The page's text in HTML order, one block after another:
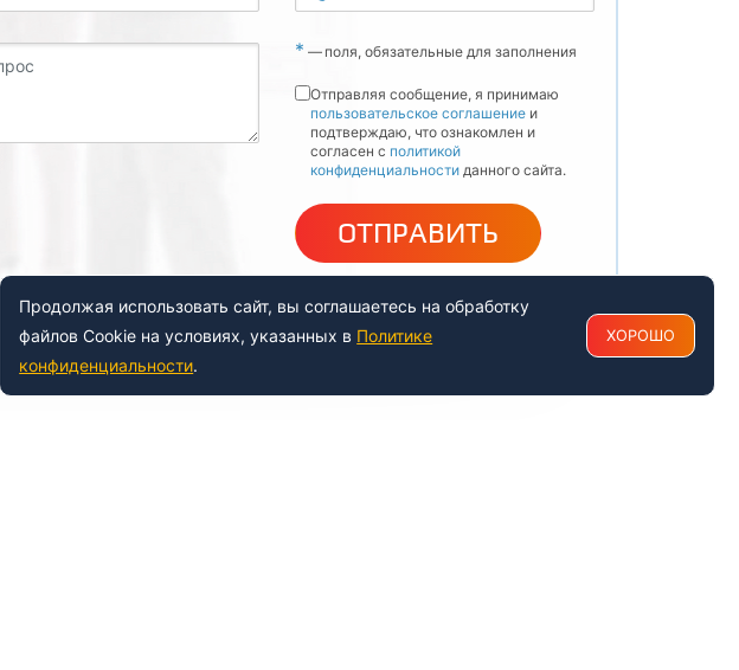
* — поля, обязательные для заполнения
Отправляя сообщение, я принимаю
пользовательское соглашение и
подтверждаю, что ознакомлен и
согласен с политикой
конфиденциальности данного сайта.
ОТПРАВИТЬ
Продолжая использовать сайт, вы соглашаетесь на обработку
файлов Cookie на условиях, указанных в Политике
конфиденциальности.
ХОРОШО